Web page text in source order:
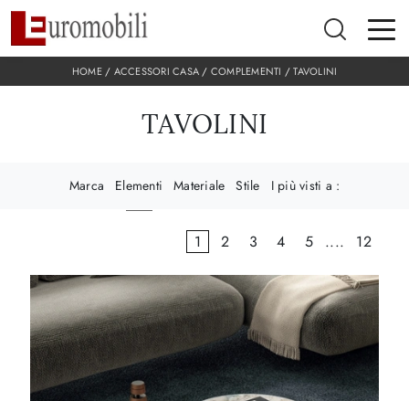
HOME/ ACCESSORI CASA / COMPLEMENTI /TAVOLINI
TAVOLINI
Marca Elementi Materiale Stile I più visti a :
1 2 3 4 5 .... 12